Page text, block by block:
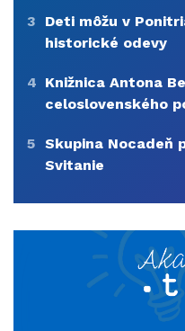
3
Deti môžu v
historické odevy
4 Knižnica Antona
celoslovenského
5 Skupina Nocadeň
Svitanie